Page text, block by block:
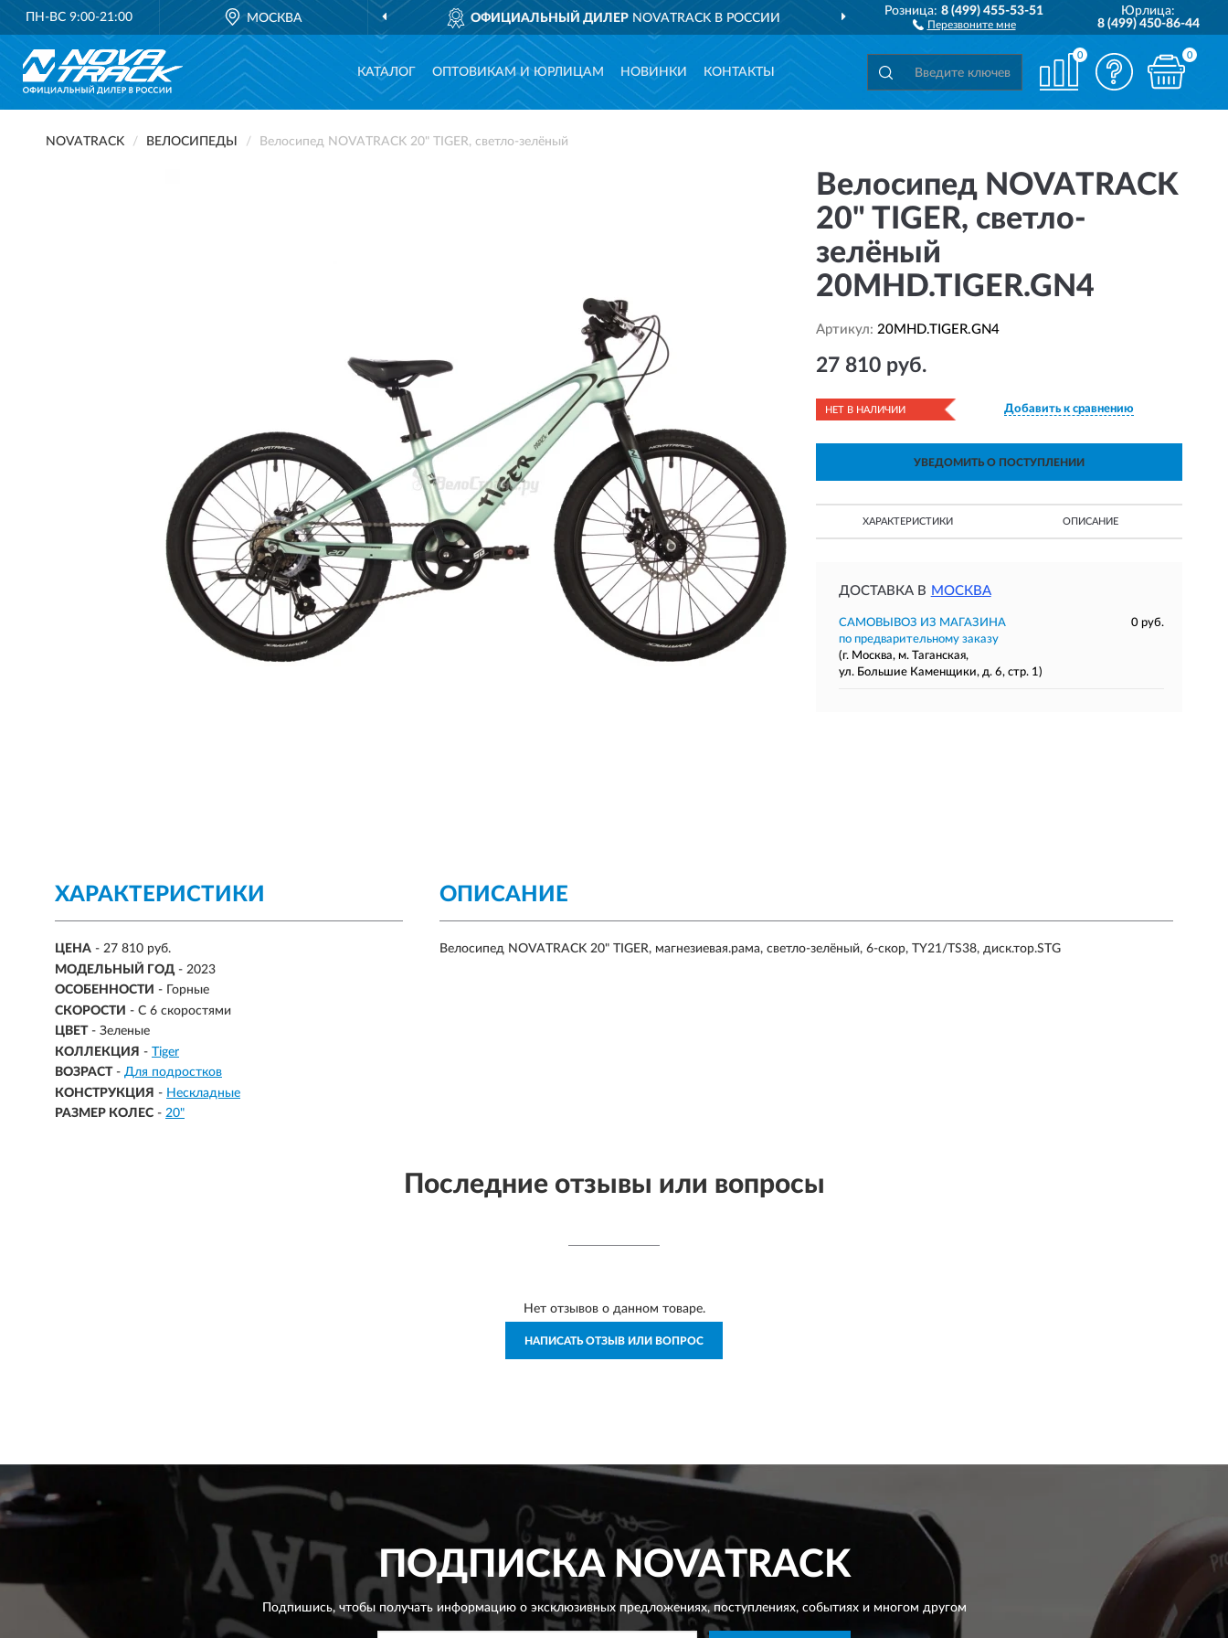
ПН-ВС 9:00-21:00 МОСКВА ОФИЦИАЛЬНЫЙ ДИЛЕР NOVATRACK В РОССИИ ДОСТАВИМ ПО ВСЕЙ РОССИИ
Розница:8 (499) 455-53-51
Перезвоните мне
Юрлица:
8 (499) 450-86-44
КАТАЛОГ ОПТОВИКАМ И ЮРЛИЦАМ НОВИНКИ КОНТАКТЫ
0 0
NOVATRACK ВЕЛОСИПЕДЫ Велосипед NOVATRACK 20" TIGER, светло-зелёный
Велосипед NOVATRACK
20" TIGER, светло-
зелёный
20MHD.TIGER.GN4
Артикул: 20MHD.TIGER.GN4
27 810 руб.
НЕТ В НАЛИЧИИ Добавить к сравнению
УВЕДОМИТЬ О ПОСТУПЛЕНИИ
ХАРАКТЕРИСТИКИ ОПИСАНИЕ
ДОСТАВКА В МОСКВА
САМОВЫВОЗ ИЗ МАГАЗИНА
0 руб.
по предварительному заказу
(г. Москва, м. Таганская,
ул. Большие Каменщики, д. 6, стр. 1)
ХАРАКТЕРИСТИКИ
ЦЕНА - 27 810 руб.
МОДЕЛЬНЫЙ ГОД - 2023
ОСОБЕННОСТИ - Горные
СКОРОСТИ - С 6 скоростями
ЦВЕТ - Зеленые
КОЛЛЕКЦИЯ - Tiger
ВОЗРАСТ - Для подростков
КОНСТРУКЦИЯ - Нескладные
РАЗМЕР КОЛЕС - 20"
ОПИСАНИЕ
Велосипед NOVATRACK 20" TIGER, магнезиевая.рама, светло-зелёный, 6-скор, TY21/TS38, диск.тор.STG
Последние отзывы или вопросы
Нет отзывов о данном товаре.
НАПИСАТЬ ОТЗЫВ ИЛИ ВОПРОС
ПОДПИСКАNOVATRACK
Подпишись, чтобы получать информацию о эксклюзивных предложениях,поступлениях, событиях и многом другом